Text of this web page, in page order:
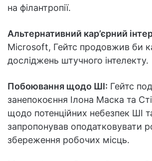
на філантропії.
Альтернативний кар’єрний
Microsoft, Гейтс продовжив би
досліджень штучного інтелекту.
Побоювання щодо ШІ: Гейтс
занепокоєння Ілона Маска та
щодо потенційних небезпек ШІ
запропонував оподатковувати
збереження робочих місць.